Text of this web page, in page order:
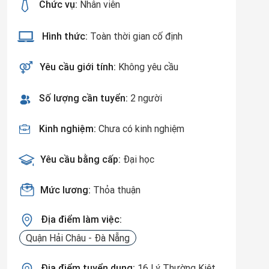
Chức vụ: Nhân viên
Hình thức: Toàn thời gian cố định
Yêu cầu giới tính: Không yêu cầu
Số lượng cần tuyển: 2 người
Kinh nghiệm: Chưa có kinh nghiệm
Yêu cầu bằng cấp: Đại học
Mức lương: Thỏa thuận
Địa điểm làm việc:
Quận Hải Châu - Đà Nẵng